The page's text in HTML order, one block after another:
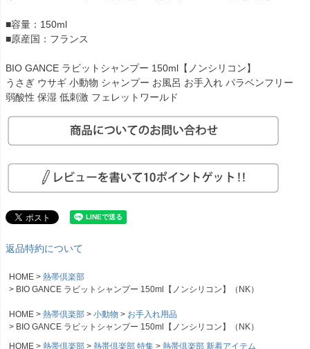
■容量：150ml
■原産国：フランス
BIO GANCE ラビットシャンプー 150ml【ノンシリコン】
うさぎ ウサギ 小動物 シャンプー お風呂 お手入れ パラベンフリー
弱酸性 保湿 低刺激 フェレットワールド
返品特約について
HOME
熱帯倶楽部
BIO GANCE ラビットシャンプー 150ml【ノンシリコン】（NK）
HOME 熱帯倶楽部 小動物
お手入れ用品
BIO GANCE ラビットシャンプー 150ml【ノンシリコン】（NK）
HOME
熱帯倶楽部 熱帯倶楽部 特集 熱帯倶楽部 新着アイテム